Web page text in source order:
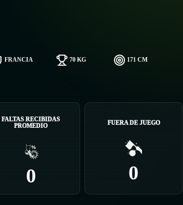
FRANCIA 70 KG 171 CM
FALTAS RECIBIDAS
PROMEDIO
0
FUERA DE JUEGO
0